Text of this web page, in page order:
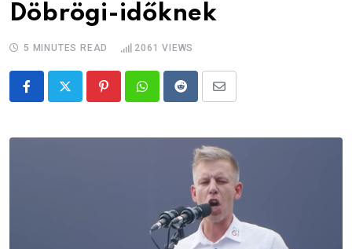
Döbrögi-időknek
5 MINUTES READ 2061 VIEWS
PinterestWhatsappRedditShare
Email